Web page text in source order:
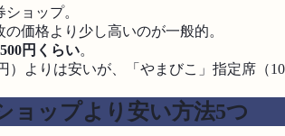
ョップ。
価格より少し高いのが一般的。
円くらい。
）よりは安いが、「やまびこ」指定席（
ョップより安い方法5つ